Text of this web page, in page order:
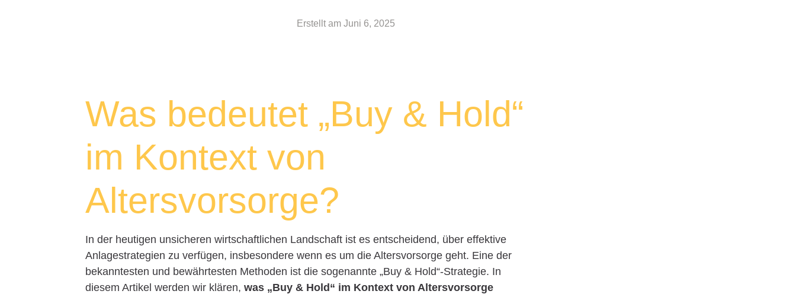
Erstellt am Juni 6, 2025
Was bedeutet „Buy & Hold“
im Kontext von
Altersvorsorge?
In der heutigen unsicheren wirtschaftlichen Landschaft ist es entscheidend, über effektive
Anlagestrategien zu verfügen, insbesondere wenn es um die Altersvorsorge geht. Eine der
bekanntesten und bewährtesten Methoden ist die sogenannte „Buy & Hold“-Strategie. In
diesem Artikel werden wir klären,was „Buy & Hold“ im Kontext von Altersvorsorge